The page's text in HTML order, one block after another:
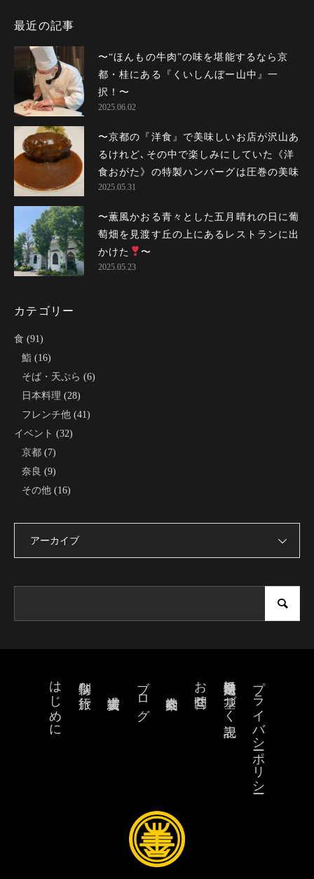
最近の記事
〜“ほんもの牛肉”の味を堪能するなら京
都・桂にある『くいしんぼー山中』一
択！〜
2025.06.02
〜京都の『洋食』で美味しいお店が沢山あ
るけれど､その中で楽しみにしていた《洋
食おがた》の特製ハンバーグは圧巻の美...
2025.05.31
〜薫風かおる青々とした五月晴れの日に葡
萄畑を見渡す丘の上にあるレストランに出
かけた〜
2025.05.23
カテゴリー
食 (91)
鮨(16)
そば・天ぷら (6)
日本料理 (28)
フレンチ他(41)
イベント (32)
京都(7)
奈良 (9)
その他(16)
アーカイブ
プライバシーポリシー
特定商取引法に基づく表記
お問合せ
ブログ
特別な旅行
はじめに